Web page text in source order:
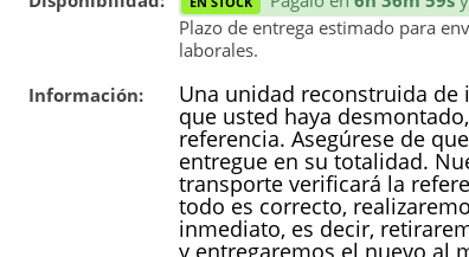
Plazo de entrega estimado para
laborales.
Información:
Una unidad reconstruida
que usted haya
referencia. Asegúrese de
entregue en su totalidad.
transporte verificará la
todo es correcto,
inmediato, es decir,
y entregaremos el nuevo al